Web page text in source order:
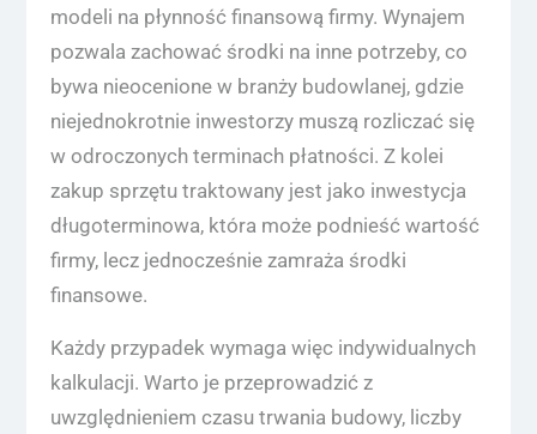
modeli na płynność finansową firmy. Wynajem
pozwala zachować środki na inne potrzeby, co
bywa nieocenione w branży budowlanej, gdzie
niejednokrotnie inwestorzy muszą rozliczać się
w odroczonych terminach płatności. Z kolei
zakup sprzętu traktowany jest jako inwestycja
długoterminowa, która może podnieść wartość
firmy, lecz jednocześnie zamraża środki
finansowe.
Każdy przypadek wymaga więc indywidualnych
kalkulacji. Warto je przeprowadzić z
uwzględnieniem czasu trwania budowy, liczby